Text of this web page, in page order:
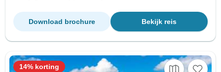
Bekijk reis
Download brochure
14% korting